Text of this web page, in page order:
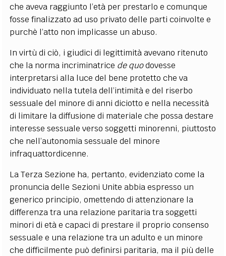
che aveva raggiunto l’età per prestarlo e comunque
fosse finalizzato ad uso privato delle parti coinvolte e
purchè l’atto non implicasse un abuso.
In virtù di ciò, i giudici di legittimità avevano ritenuto
che la norma incriminatrice de quodovesse
interpretarsi alla luce del bene protetto che va
individuato nella tutela dell’intimità e del riserbo
sessuale del minore di anni diciotto e nella necessità
di limitare la diffusione di materiale che possa destare
interesse sessuale verso soggetti minorenni, piuttosto
che nell’autonomia sessuale del minore
infraquattordicenne.
La Terza Sezione ha, pertanto, evidenziato come la
pronuncia delle Sezioni Unite abbia espresso un
generico principio, omettendo di attenzionare la
differenza tra una relazione paritaria tra soggetti
minori di età e capaci di prestare il proprio consenso
sessuale e una relazione tra un adulto e un minore
che difficilmente può definirsi paritaria, ma il più delle